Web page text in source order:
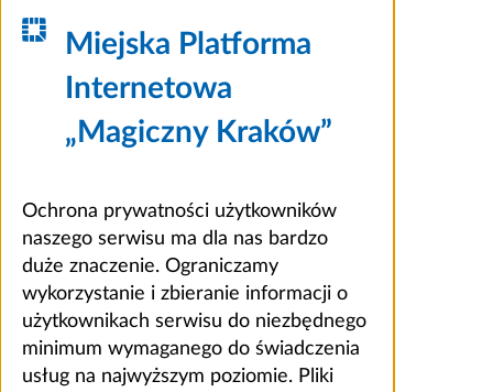
Miejska Platforma
Internetowa
„Magiczny Kraków”
Ochrona prywatności użytkowników
naszego serwisu ma dla nas bardzo
duże znaczenie. Ograniczamy
wykorzystanie i zbieranie informacji o
użytkownikach serwisu do niezbędnego
minimum wymaganego do świadczenia
usług na najwyższym poziomie. Pliki